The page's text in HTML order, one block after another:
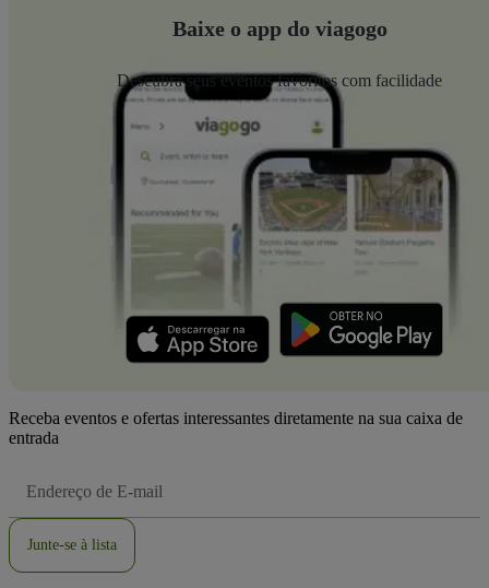
Baixe o app do viagogo
Descubra seus eventos favoritos com facilidade
Receba eventos e ofertas interessantes diretamente na sua caixa de
entrada
de
Junte-se à lista